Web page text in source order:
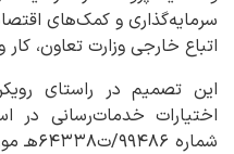
سرمایه‌گذاری و کمک‌های
اتباع خارجی وزارت تعاون،
این تصمیم در راستای
اختیارات خدمات‌رسانی در